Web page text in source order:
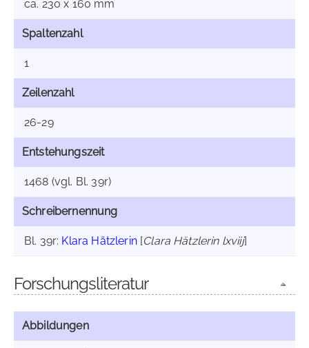
ca. 230 x 160 mm
Spaltenzahl
1
Zeilenzahl
26-29
Entstehungszeit
1468 (vgl. Bl. 39r)
Schreibernennung
Bl. 39r: Klara Hätzlerin[Clara Hätzlerin lxviij]
Forschungsliteratur
Abbildungen